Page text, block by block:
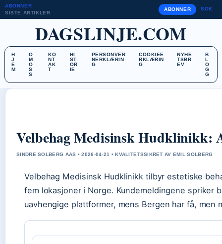
ABONNER
SISTE ARTIKLER
ABONNER SOK
DAGSLINJE.COM
H
J
E
M
O
M
O
S
S
KO
NT
AK
T
HI
ST
OR
IE
PERSONVER
NERKLÆRIN
G
COOKIEE
RKLÆRIN
G
NYHE
TSBR
EV
B
L
O
G
G
Velbehag Medisinsk Hudklinikk:
SINDRE SOLBERG AAS • 2026-04-21 • KVALITETSSIKRET AV EMIL SOLBERG
Velbehag Medisinsk Hudklinikk tilbyr estetiske
fem lokasjoner i Norge. Kundemeldingene spriker
uavhengige plattformer, mens Bergen har få, men